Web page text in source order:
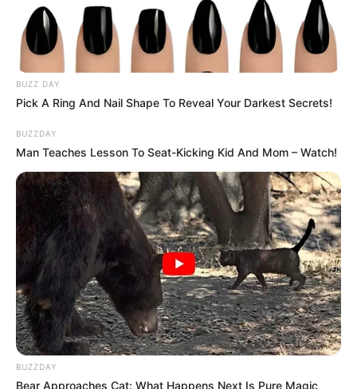
Remember Them? These '90s Couples Defined An
Era—See The Complete List
BRAINBERRIES
Why this ordinary drink is the secret to feeling your
best every day
CTA FAVORITE
BUZZ DAY
Pick A Ring And Nail Shape To Reveal Your Darkest Secrets!
BUZZDAY
Man Teaches Lesson To Seat-Kicking Kid And Mom – Watch!
BUZZDAY
Bear Approaches Cat: What Happens Next Is Pure Magic